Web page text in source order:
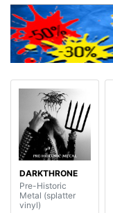
DARKTHRONE
Pre-Historic
Metal (splatter
vinyl)